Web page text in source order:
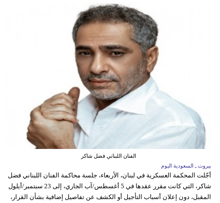
الفنان اللبناني فضل شاكر
بيروت ـ السعودية اليوم
أجّلت المحكمة العسكرية في لبنان، الأربعاء، جلسة محاكمة الفنان اللبناني فضل
شاكر، التي كانت مقرر عقدها في 5 أغسطس/آب الجاري، إلى 23 سبتمبر/أيلول
المقبل، دون إعلان أسباب التأجيل أو الكشف عن تفاصيل إضافية بشأن القرار،